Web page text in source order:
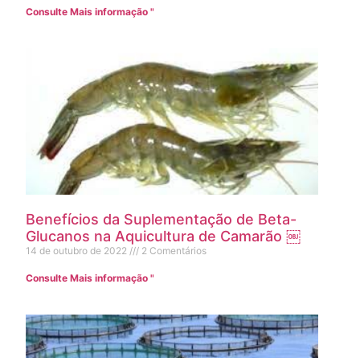
Consulte Mais informação "
Benefícios da Suplementação de Beta-
Glucanos na Aquicultura de Camarão ￼
14 de outubro de 2022 2 Comentários
Consulte Mais informação "